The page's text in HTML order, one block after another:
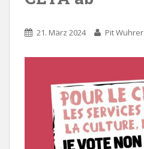
21. März 2024 Pit Wuhrer